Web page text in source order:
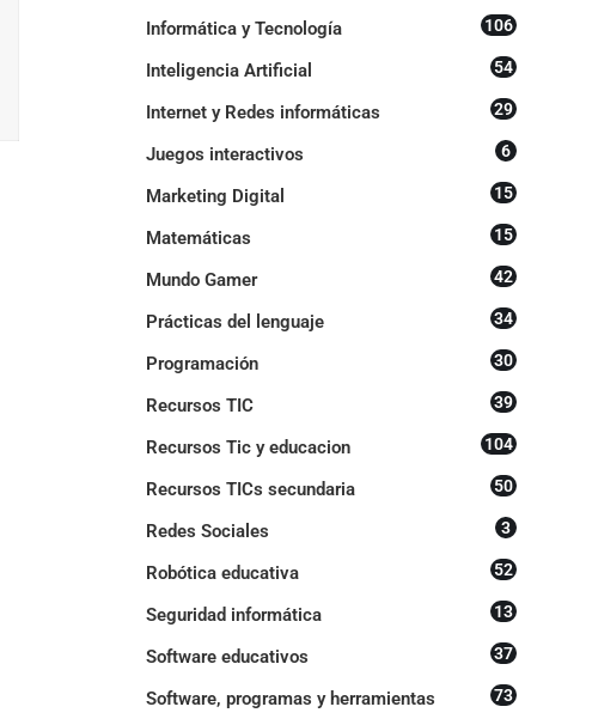
Informática y Tecnología 106
Inteligencia Artificial 54
Internet y Redes informáticas 29
Juegos interactivos 6
Marketing Digital 15
Matemáticas 15
Mundo Gamer 42
Prácticas del lenguaje 34
Programación 30
Recursos TIC 39
Recursos Tic y educacion 104
Recursos TICs secundaria 50
Redes Sociales 3
Robótica educativa 52
Seguridad informática 13
Software educativos 37
Software, programas y herramientas 73